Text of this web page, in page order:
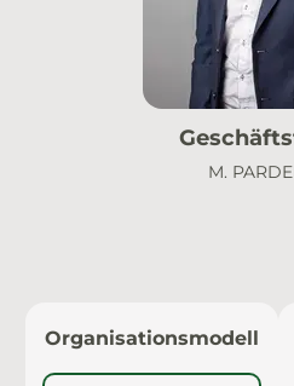
M.
Organisationsmodell